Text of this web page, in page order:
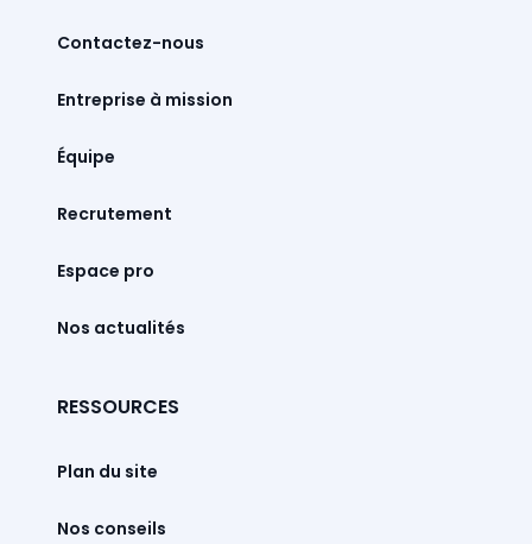
Contactez-nous
Entreprise à mission
Équipe
Recrutement
Espace pro
Nos actualités
RESSOURCES
Plan du site
Nos conseils